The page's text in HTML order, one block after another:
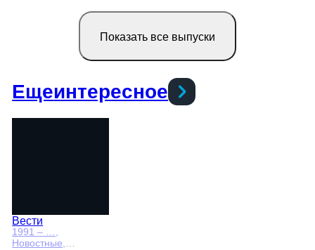
Показать все выпуски
Ещеинтересное
Вести
1991 – … ,
Новостные,